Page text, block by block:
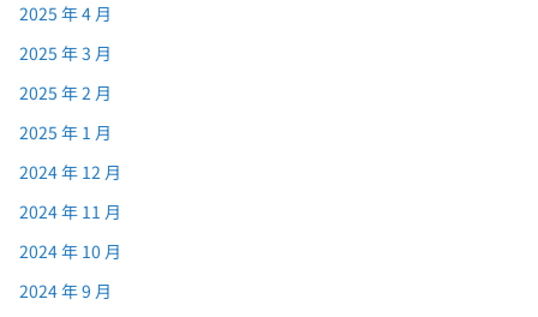
2025 年 4 月
2025 年 3 月
2025 年 2 月
2025 年 1 月
2024 年 12 月
2024 年 11 月
2024 年 10 月
2024 年 9 月